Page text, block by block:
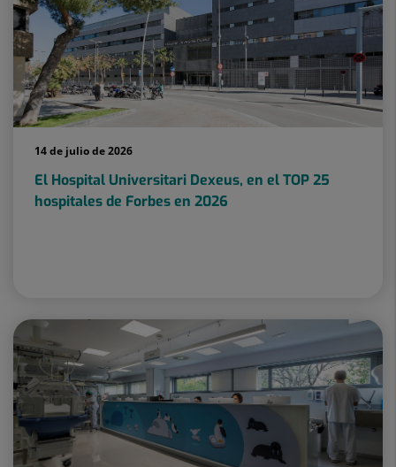
14 de julio de 2026
El Hospital Universitari Dexeus, en el TOP 25
hospitales de Forbes en 2026